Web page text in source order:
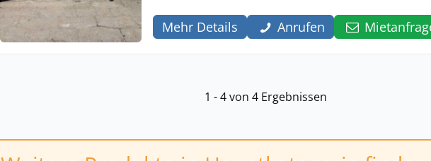
Mehr Details Anrufen
1 - 4 von 4 Ergebnissen